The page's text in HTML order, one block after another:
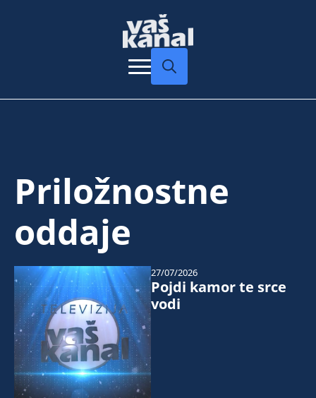
Priložnostne
oddaje
Pojdi kamor te srce
vodi
27/07/2026